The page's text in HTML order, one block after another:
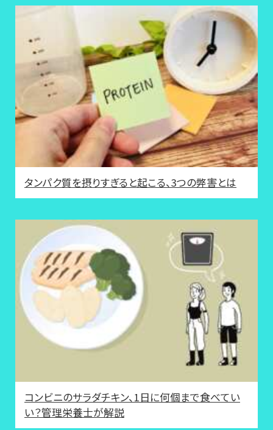
タンパク質を摂りすぎると起こる、3つの弊害とは
コンビニのサラダチキン、1日に何個まで食べてい
い？管理栄養士が解説